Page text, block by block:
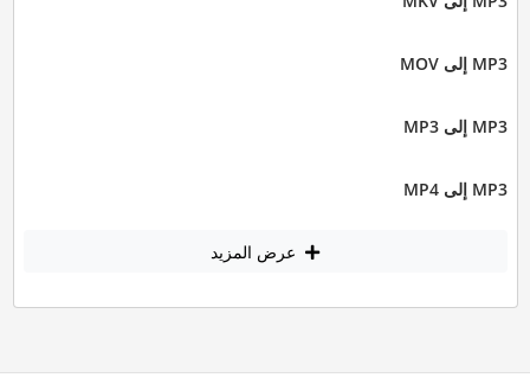
MP3 إلى MOV
MP3 إلى MP3
MP3 إلى MP4
عرض المزيد